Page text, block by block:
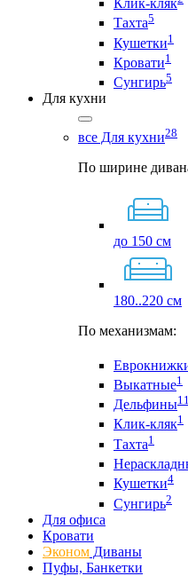
Клик-кляк
Тахта5
Кушетки1
Кровати1
Сунгирь5
Для кухни
все Для кухни28
По ширине
до 150 см
180..220 см
По механизмам:
Выкатные1
Дельфины11
Клик-кляк1
Тахта1
Кушетки4
Сунгирь2
Для офиса
Кровати
Эконом Диваны
Пуфы, Банкетки